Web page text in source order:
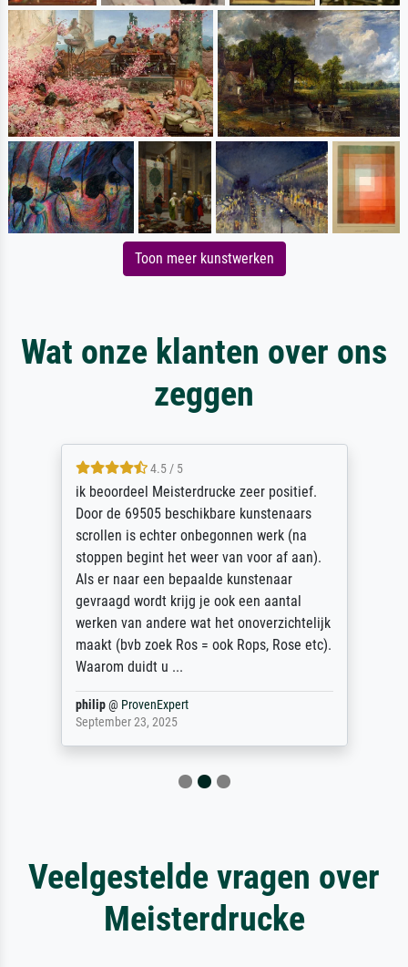
Toon meer kunstwerken
Wat onze klanten over ons
zeggen
4.5 / 5
ik beoordeel Meisterdrucke zeer positief.
Door de 69505 beschikbare kunstenaars
scrollen is echter onbegonnen werk (na
stoppen begint het weer van voor af aan).
Als er naar een bepaalde kunstenaar
gevraagd wordt krijg je ook een aantal
werken van andere wat het onoverzichtelijk
maakt (bvb zoek Ros = ook Rops, Rose etc).
Waarom duidt u ...
philip@ ProvenExpert
September 23, 2025
Veelgestelde vragen over
Meisterdrucke